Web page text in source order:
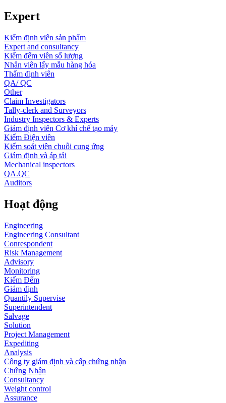
Expert
Kiểm định viên sản phẩm
Expert and consultancy
Kiểm đếm viên số lượng
Nhân viên lấy mẫu hàng hóa
Thẩm định viên
QA/ QC
Other
Claim Investigators
Tally-clerk and Surveyors
Industry Inspectors & Experts
Giám định viên Cơ khí chế tạo máy
Kiểm Điện viên
Kiểm soát viên chuỗi cung ứng
Giám định và áp tải
Mechanical inspectors
QA.QC
Auditors
Hoạt động
Engineering
Engineering Consultant
Conrespondent
Risk Management
Advisory
Monitoring
Kiểm Đếm
Giám định
Quantily Supervise
Superintendent
Salvage
Solution
Project Management
Expediting
Analysis
Công ty giám định và cấp chứng nhận
Chứng Nhận
Consultancy
Weight control
Assurance